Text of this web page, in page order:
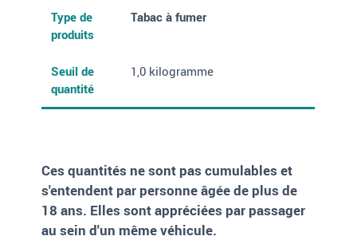
Type de
produits
Tabac à fumer
Seuil de
quantité
1,0 kilogramme
Ces quantités ne sont pas cumulables et
s'entendent par personne âgée de plus de
18 ans. Elles sont appréciées par passager
au sein d'un même véhicule.